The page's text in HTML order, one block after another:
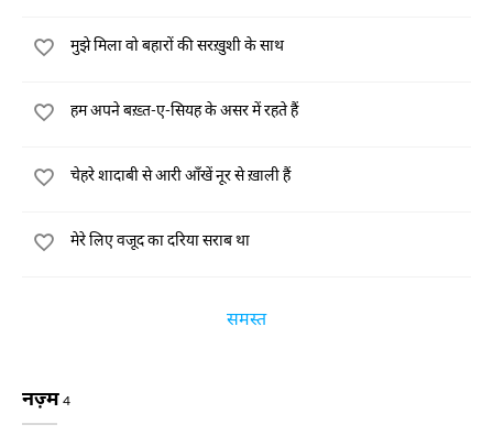
मुझे मिला वो बहारों की सरख़ुशी के साथ
हम अपने बख़्त-ए-सियह के असर में रहते हैं
चेहरे शादाबी से आरी आँखें नूर से ख़ाली हैं
मेरे लिए वजूद का दरिया सराब था
समस्त
नज़्म 4